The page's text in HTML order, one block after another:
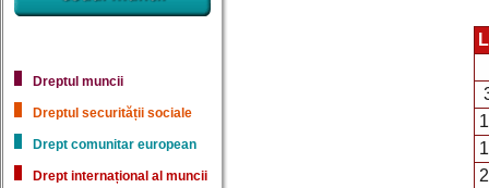
Dreptul muncii
Dreptul securității sociale
Drept comunitar european
Drept internațional al muncii